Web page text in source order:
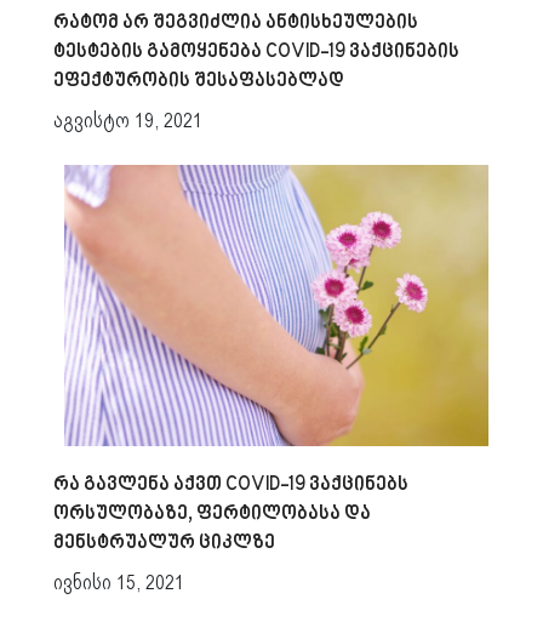
რატომ არ შეგვიძლია ანტისხეულების
ტესტების გამოყენება COVID-19 ვაქცინების
ეფექტურობის შესაფასებლად
აგვისტო 19, 2021
რა გავლენა აქვთ COVID-19 ვაქცინებს
ორსულობაზე, ფერტილობასა და
მენსტრუალურ ციკლზე
ივნისი 15, 2021